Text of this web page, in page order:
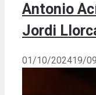
Antonio
Jordi
01/10/202419/